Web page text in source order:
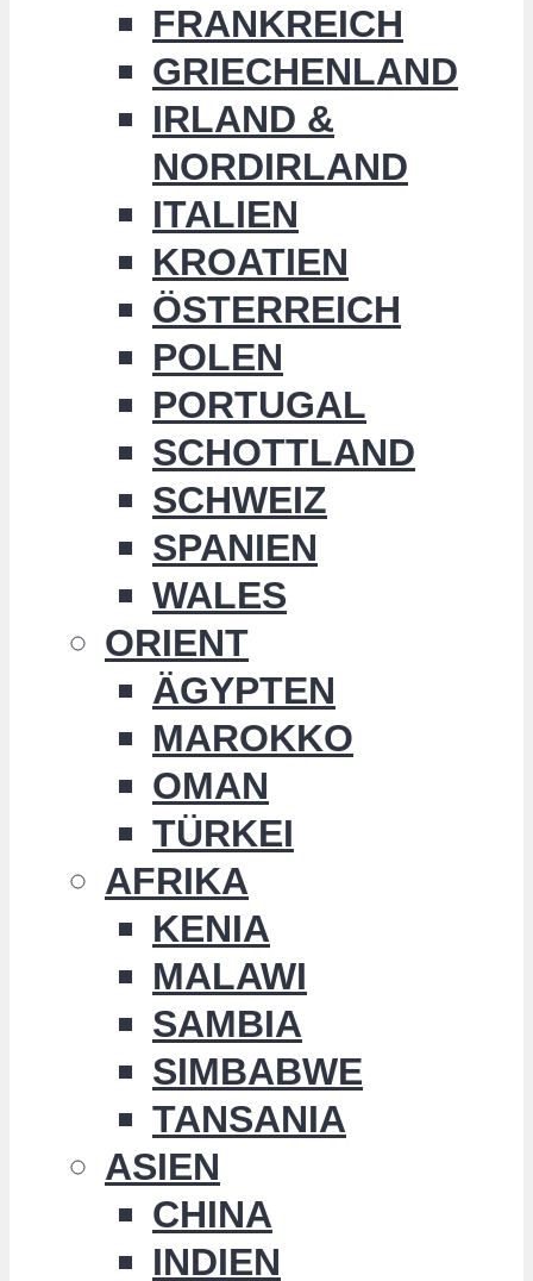
FRANKREICH
GRIECHENLAND
IRLAND &
NORDIRLAND
ITALIEN
KROATIEN
ÖSTERREICH
POLEN
PORTUGAL
SCHOTTLAND
SCHWEIZ
SPANIEN
WALES
ORIENT
ÄGYPTEN
MAROKKO
OMAN
TÜRKEI
AFRIKA
KENIA
MALAWI
SAMBIA
SIMBABWE
TANSANIA
ASIEN
CHINA
INDIEN